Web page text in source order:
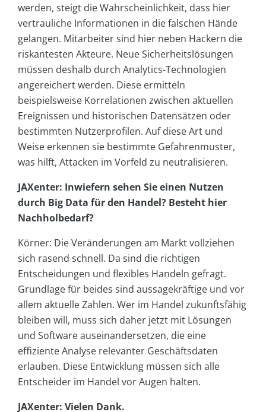
werden, steigt die Wahrscheinlichkeit, dass hier
vertrauliche Informationen in die falschen Hände
gelangen. Mitarbeiter sind hier neben Hackern die
riskantesten Akteure. Neue Sicherheitslösungen
müssen deshalb durch Analytics-Technologien
angereichert werden. Diese ermitteln
beispielsweise Korrelationen zwischen aktuellen
Ereignissen und historischen Datensätzen oder
bestimmten Nutzerprofilen. Auf diese Art und
Weise erkennen sie bestimmte Gefahrenmuster,
was hilft, Attacken im Vorfeld zu neutralisieren.
JAXenter: Inwiefern sehen Sie einen Nutzen
durch Big Data für den Handel? Besteht hier
Nachholbedarf?
Körner: Die Veränderungen am Markt vollziehen
sich rasend schnell. Da sind die richtigen
Entscheidungen und flexibles Handeln gefragt.
Grundlage für beides sind aussagekräftige und vor
allem aktuelle Zahlen. Wer im Handel zukunftsfähig
bleiben will, muss sich daher jetzt mit Lösungen
und Software auseinandersetzen, die eine
effiziente Analyse relevanter Geschäftsdaten
erlauben. Diese Entwicklung müssen sich alle
Entscheider im Handel vor Augen halten.
JAXenter: Vielen Dank.